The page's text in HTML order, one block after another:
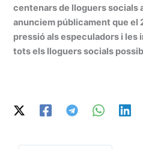
centenars de lloguers socials
anunciem públicament que el
pressió als especuladors i
tots els lloguers socials